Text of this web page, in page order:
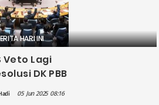
HARI INI
Veto Lagi
DK PBB
05 Jun 2025 08:16